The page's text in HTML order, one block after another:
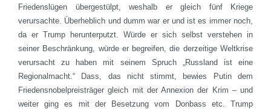
Friedenslügen übergestülpt, weshalb er gleich fünf Kriege
verursachte. Überheblich und dumm war er und ist es immer noch,
da er Trump herunterputzt. Würde er sich selbst verstehen in
seiner Beschränkung, würde er begreifen, die derzeitige Weltkrise
verursacht zu haben mit seinem Spruch „Russland ist eine
Regionalmacht.“ Dass, das nicht stimmt, bewies Putin dem
Friedensnobelpreisträger gleich mit der Annexion der Krim – und
weiter ging es mit der Besetzung vom Donbass etc. Trump